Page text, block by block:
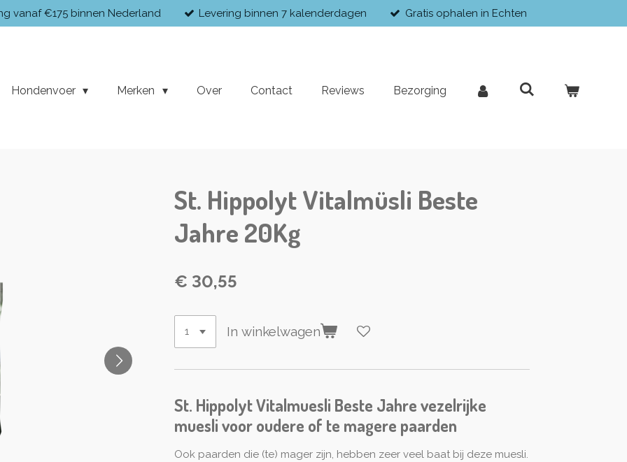
vanaf €175 binnen Nederland Levering binnen 7 kalenderdagen Gratis ophalen in Echten
Hondenvoer Merken Over Contact Reviews Bezorging
St. Hippolyt Vitalmüsli Beste
Jahre 20Kg
€ 30,55
In winkelwagen
St. Hippolyt Vitalmuesli Beste Jahre vezelrijke
muesli voor oudere of te magere paarden
Ook paarden die (te) mager zijn, hebben zeer veel baat bij deze muesli.